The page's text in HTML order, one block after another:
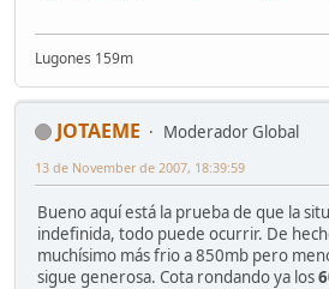
Lugones 159m
JOTAEME
Moderador Global
13 de November de 2007, 18:39:59
Bueno aquí está la prueba de que la
indefinida, todo puede ocurrir. De
muchísimo más frio a 850mb pero
sigue generosa. Cota rondando ya los